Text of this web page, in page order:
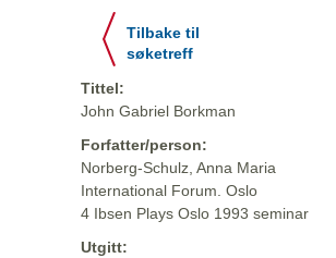
Tilbake til
søketreff
Tittel:
John Gabriel Borkman
Forfatter/person:
Norberg-Schulz, Anna Maria
International Forum. Oslo
4 Ibsen Plays Oslo 1993 seminar
Utgitt: